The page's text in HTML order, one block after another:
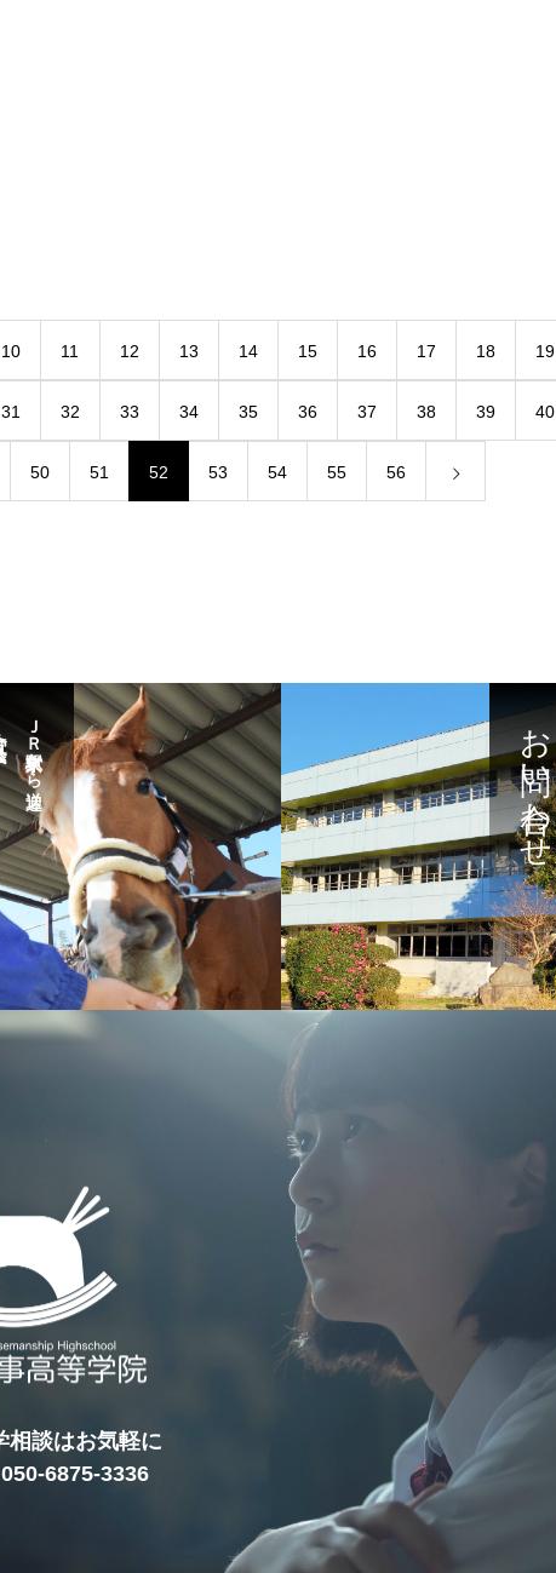
10 11 12 13 14 15 16 17 18 19
31 32 33 34 35 36 37 38 39 40
50 51 52 53 54 55 56
ＪＲ東京駅から送迎 お問い合わせ
相談はお気軽に
6875-3336